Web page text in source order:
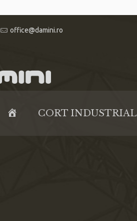
office@damini.ro
HomeCORT INDUSTRIAL